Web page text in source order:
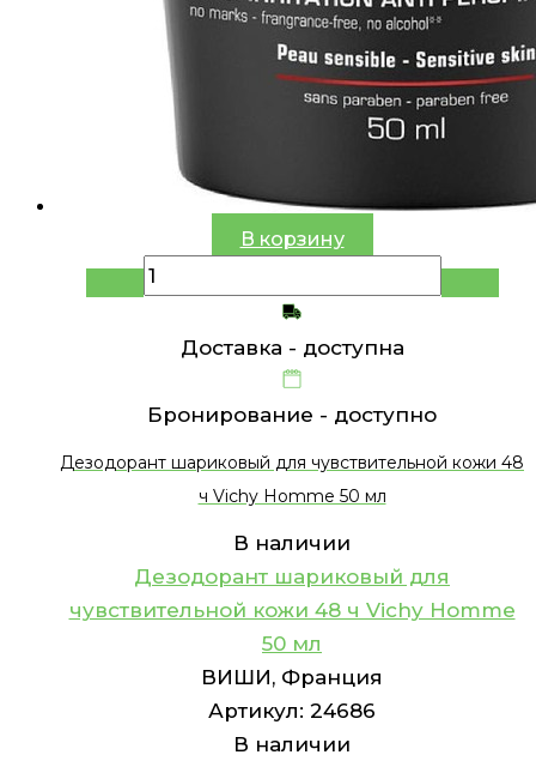
В корзину
Доставка - доступна
Бронирование - доступно
Дезодорант шариковый для чувствительной кожи 48
ч Vichy Homme 50 мл
В наличии
Дезодорант шариковый для
чувствительной кожи 48 ч Vichy Homme
50 мл
ВИШИ, Франция
Артикул: 24686
В наличии